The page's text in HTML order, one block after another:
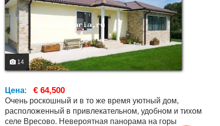
14
Цена: € 64,500
Очень роскошный и в то же время уютный дом,
расположенный в привлекательном, удобном и тихом
селе Вресово. Невероятная панорама на горы